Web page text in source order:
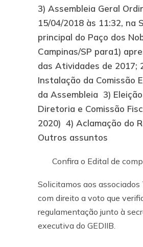
3) Assembleia Geral
15/04/2018 às 11:32, na
principal do Paço dos
Campinas/SP para1)
das Atividades de 2017;
Instalação da Comissão
da Assembleia 3)
Diretoria e Comissão
2020) 4) Aclamação do
Outros assuntos
Confira o Edital de
Solicitamos aos associados
com direito a voto que
regulamentação junto à
executiva do GEDIIB.